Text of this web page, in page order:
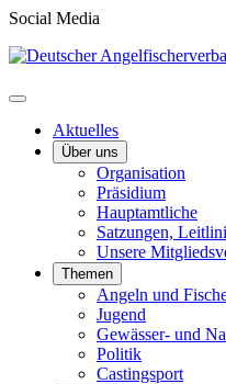
Social Media
Aktuelles
Über uns
Organisation
Präsidium
Hauptamtliche
Satzungen,
Unsere
Themen
Angeln und
Jugend
Gewässer- und
Politik
Castingsport